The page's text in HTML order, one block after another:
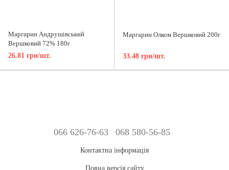
Маргарин Андрушівський
Вершковий 72% 180г
26.81 грн/шт.
Маргарин Олком Вершковий 200г
33.48 грн/шт.
066 626-76-63 068 580-56-85
Контактна інформація
Повна версія сайту